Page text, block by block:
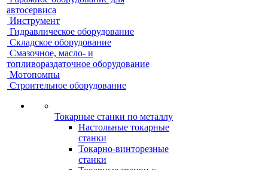
автосервиса
Инструмент
Гидравлическое оборудование
Складское оборудование
Смазочное, масло- и
топливораздаточное оборудование
Мотопомпы
Строительное оборудование
Токарные станки по металлу
Настольные токарные
станки
Токарно-винторезные
станки